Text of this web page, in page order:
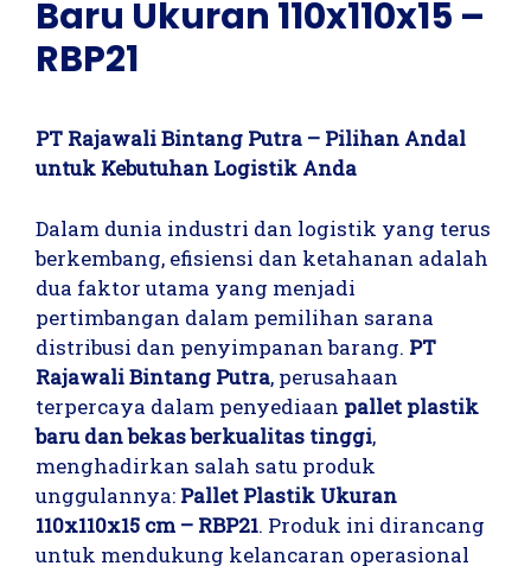
Baru Ukuran 110x110x15 –
RBP21
PT Rajawali Bintang Putra – Pilihan Andal
untuk Kebutuhan Logistik Anda
Dalam dunia industri dan logistik yang terus
berkembang, efisiensi dan ketahanan adalah
dua faktor utama yang menjadi
pertimbangan dalam pemilihan sarana
distribusi dan penyimpanan barang. PT
Rajawali Bintang Putra, perusahaan
terpercaya dalam penyediaan pallet plastik
baru dan bekas berkualitas tinggi,
menghadirkan salah satu produk
unggulannya: Pallet Plastik Ukuran
110x110x15 cm – RBP21. Produk ini dirancang
untuk mendukung kelancaran operasional